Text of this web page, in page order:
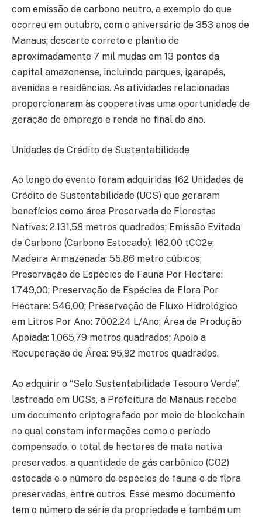
com emissão de carbono neutro, a exemplo do que
ocorreu em outubro, com o aniversário de 353 anos de
Manaus; descarte correto e plantio de
aproximadamente 7 mil mudas em 13 pontos da
capital amazonense, incluindo parques, igarapés,
avenidas e residências. As atividades relacionadas
proporcionaram às cooperativas uma oportunidade de
geração de emprego e renda no final do ano.
Unidades de Crédito de Sustentabilidade
Ao longo do evento foram adquiridas 162 Unidades de
Crédito de Sustentabilidade (UCS) que geraram
benefícios como área Preservada de Florestas
Nativas: 2.131,58 metros quadrados; Emissão Evitada
de Carbono (Carbono Estocado): 162,00 tCO2e;
Madeira Armazenada: 55.86 metro cúbicos;
Preservação de Espécies de Fauna Por Hectare:
1.749,00; Preservação de Espécies de Flora Por
Hectare: 546,00; Preservação de Fluxo Hidrológico
em Litros Por Ano: 7002.24 L/Ano; Área de Produção
Apoiada: 1.065,79 metros quadrados; Apoio a
Recuperação de Área: 95,92 metros quadrados.
Ao adquirir o “Selo Sustentabilidade Tesouro Verde”,
lastreado em UCSs, a Prefeitura de Manaus recebe
um documento criptografado por meio de blockchain
no qual constam informações como o período
compensado, o total de hectares de mata nativa
preservados, a quantidade de gás carbônico (CO2)
estocada e o número de espécies de fauna e de flora
preservadas, entre outros. Esse mesmo documento
tem o número de série da propriedade e também um